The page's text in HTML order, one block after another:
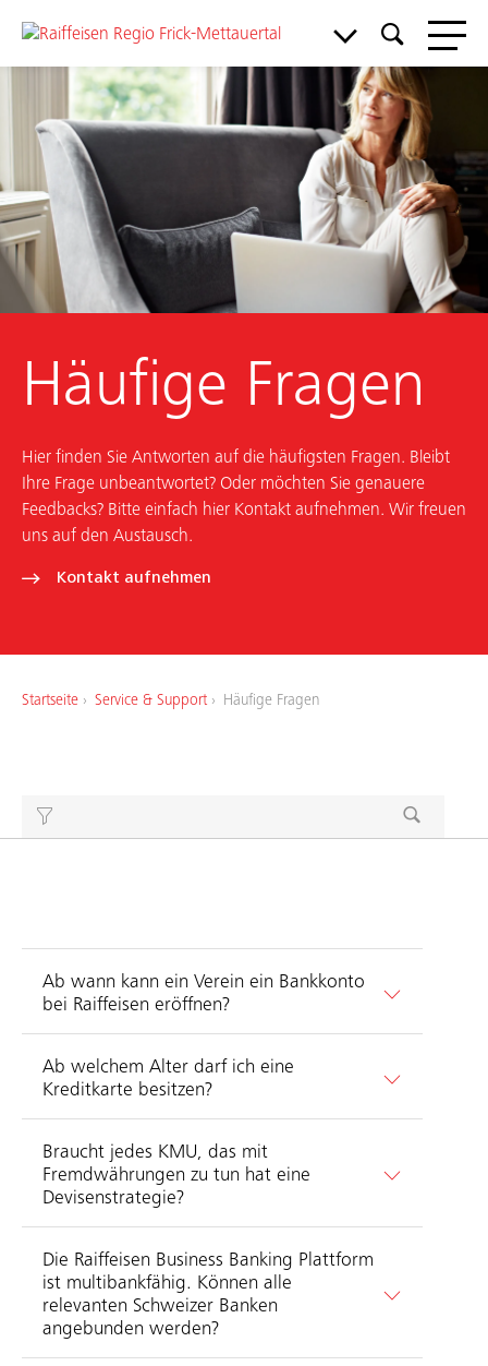
Arbeiten bei uns
Häufige Fragen
Hier finden Sie Antworten auf die häufigsten Fragen. Bleibt
Ihre Frage unbeantwortet? Oder möchten Sie genauere
Feedbacks? Bitte einfach hier Kontakt aufnehmen. Wir freuen
uns auf den Austausch.
Kontakt aufnehmen
Startseite Service & Support Häufige Fragen
Ab wann kann ein Verein ein Bankkonto
bei Raiffeisen eröffnen?
Ab welchem Alter darf ich eine
Kreditkarte besitzen?
Braucht jedes KMU, das mit
Fremdwährungen zu tun hat eine
Devisenstrategie?
Die Raiffeisen Business Banking Plattform
ist multibankfähig. Können alle
relevanten Schweizer Banken
angebunden werden?